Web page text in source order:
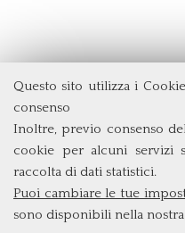
Questo sito utilizza i
consenso
Inoltre, previo consenso
cookie per alcuni servizi
raccolta di dati statistici.
Puoi cambiare le tue
sono disponibili nella nostra
Università degli
Via
00133
Tel.